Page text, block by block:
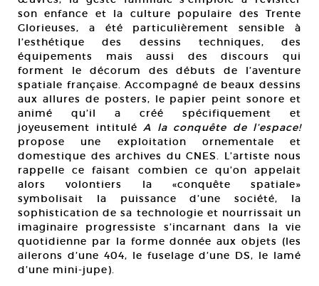
son enfance et la culture populaire des Trente
Glorieuses, a été particulièrement sensible à
l’esthétique des dessins techniques, des
équipements mais aussi des discours qui
forment le décorum des débuts de l’aventure
spatiale française. Accompagné de beaux dessins
aux allures de posters, le papier peint sonore et
animé qu’il a créé spécifiquement et
joyeusement intitulé A la conquête de l’espace!
propose une exploitation ornementale et
domestique des archives du CNES. L’artiste nous
rappelle ce faisant combien ce qu’on appelait
alors volontiers la «conquête spatiale»
symbolisait la puissance d’une société, la
sophistication de sa technologie et nourrissait un
imaginaire progressiste s’incarnant dans la vie
quotidienne par la forme donnée aux objets (les
ailerons d’une 404, le fuselage d’une DS, le lamé
d’une mini-jupe).